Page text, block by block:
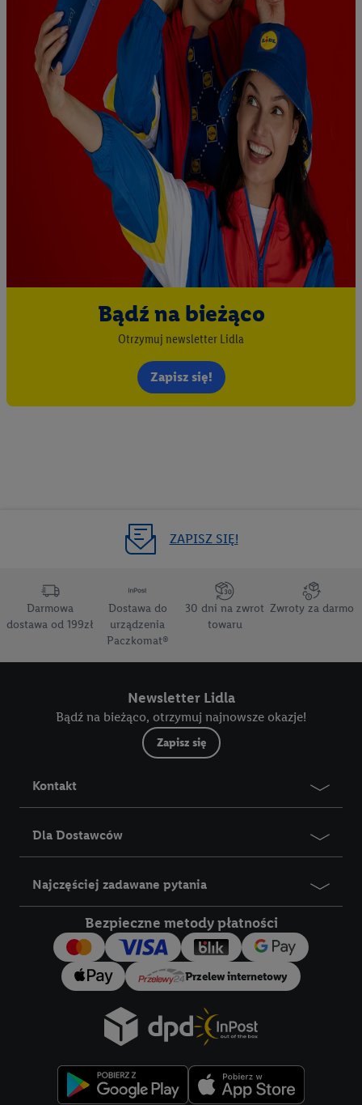
Bądź na bieżąco
Otrzymuj newsletter Lidla
Zapisz się!
ZAPISZ SIĘ!
Darmowa
dostawa od 199zł
Dostawa do
urządzenia
Paczkomat®
30 dni na zwrot
towaru
Zwroty za darmo
Newsletter Lidla
Bądź na bieżąco, otrzymuj najnowsze okazje!
Zapisz się
Kontakt
Dla Dostawców
Najczęściej zadawane pytania
Bezpieczne metody płatności
Przelew internetowy